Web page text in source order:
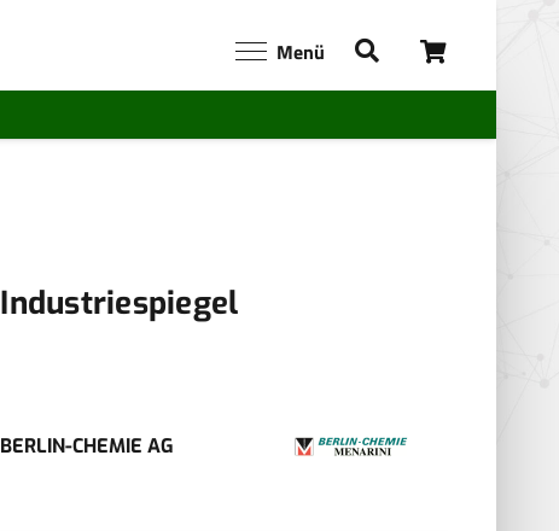
Menü
Industriespiegel
BERLIN-CHEMIE AG